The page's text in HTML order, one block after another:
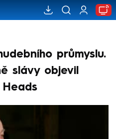
průmyslu.
slávy objevil
Heads